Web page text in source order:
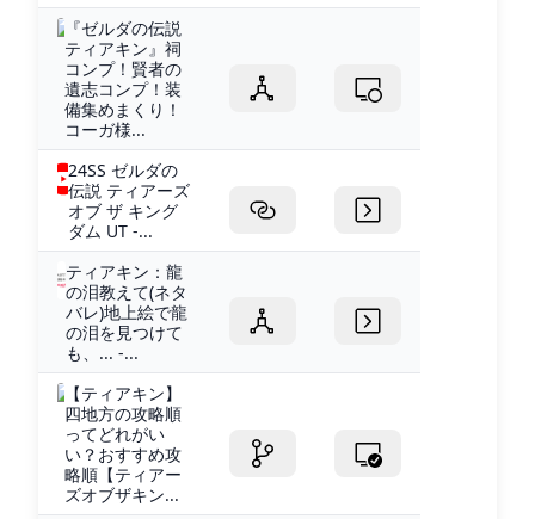
『ゼルダの伝説
ティアキン』祠
コンプ！賢者の
遺志コンプ！装
備集めまくり！
コーガ様...
24SS ゼルダの
伝説 ティアーズ
オブ ザ キング
ダム UT -...
ティアキン：龍
の泪教えて(ネタ
バレ)地上絵で龍
の泪を見つけて
も、... -...
【ティアキン】
四地方の攻略順
ってどれがい
い？おすすめ攻
略順【ティアー
ズオブザキン...